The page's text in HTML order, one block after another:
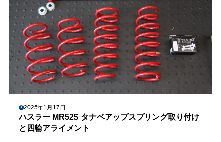
2025年1月17日
ハスラー MR52S タナベアップスプリング取り付け
と四輪アライメント